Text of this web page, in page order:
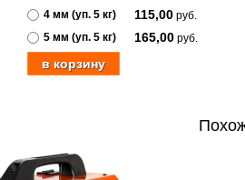
4 мм (уп. 5 кг)
115,00 руб.
5 мм (уп. 5 кг)
165,00 руб.